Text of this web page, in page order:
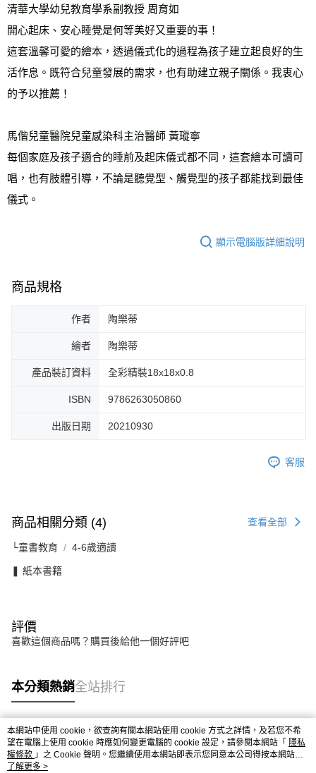
清華大學幼兒教育學系副教授 周育如
開心起床、安心睡覺是何等美好又重要的事！
這套溫馨可愛的繪本，透過儀式化的過程為孩子建立起良好的生
活作息。既符合兒童發展的需求，也有助建立親子關係。我衷心
的予以推薦！
馬偕兒童醫院兒童感染科主治醫師 黃瑽寧
每個家庭及孩子適合的睡前及起床儀式都不同，這套繪本可讀可
唱，也有肢體引導，不論是聽覺型、觸覺型的孩子都能找到最佳
儀式。
顯示電腦版詳細說明
商品規格
作者 陶樂蒂
繪者 陶樂蒂
產品裝訂資料 全彩精裝18x18x0.8
ISBN 9786263050860
出版日期 20210930
客服
商品相關分類 (4) 查看全部
└童書教育 4-6歲適讀
❚ 紙本書籍
評價
喜歡這個商品嗎？購買後給他一個好評吧
本分類熱銷全站排行
熱門標籤
本網站中使用 cookie，欲查詢有關本網站使用 cookie 方式之詳情，及若您不希
望在電腦上使用 cookie 時應如何變更電腦的 cookie 設定，請參閱本網站「 隱私
權條款 」之 Cookie 聲明。您繼續使用本網站即表示您同意本公司得按本網站使
用條款之 Cookie 聲明使用 cookie。
了解更多 >